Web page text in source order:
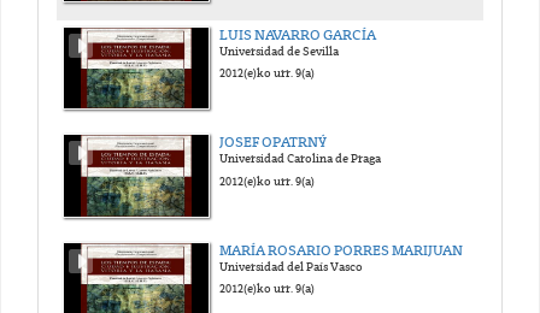
LUIS NAVARRO GARCÍA
Universidad de Sevilla
2012(e)ko urr. 9(a)
JOSEF OPATRNÝ
Universidad Carolina de Praga
2012(e)ko urr. 9(a)
MARÍA ROSARIO PORRES MARIJUAN
Universidad del País Vasco
2012(e)ko urr. 9(a)